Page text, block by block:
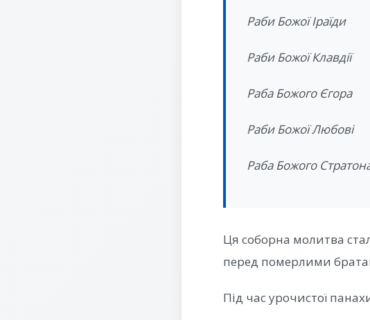
Раби Божої Іраїди
Раби Божої Клавдії
Раба Божого Єгора
Раби Божої Любові
Раба Божого
Ця соборна молитва
перед померлими
Під час урочистої